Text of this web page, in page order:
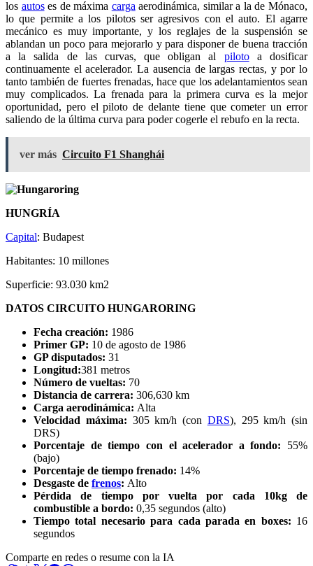
los autoses de máxima carga aerodinámica, similar a la de Mónaco,
lo que permite a los pilotos ser agresivos con el auto. El agarre
mecánico es muy importante, y los reglajes de la suspensión se
ablandan un poco para mejorarlo y para disponer de buena tracción
a la salida de las curvas, que obligan al pilotoa dosificar
continuamente el acelerador. La ausencia de largas rectas, y por lo
tanto también de fuertes frenadas, hace que los adelantamientos sean
muy complicados. La frenada para la primera curva es la mejor
oportunidad, pero el piloto de delante tiene que cometer un error
saliendo de la última curva para poder cogerle el rebufo en la recta.
ver más Circuito F1 Shanghái
HUNGRÍA
Capital: Budapest
Habitantes: 10 millones
Superficie: 93.030 km2
DATOS CIRCUITO HUNGARORING
Fecha creación: 1986
Primer GP: 10 de agosto de 1986
GP disputados: 31
Longitud:381 metros
Número de vueltas: 70
Distancia de carrera: 306,630 km
Carga aerodinámica: Alta
Velocidad máxima: 305 km/h (con DRS), 295 km/h (sin
DRS)
Porcentaje de tiempo con el acelerador a fondo: 55%
(bajo)
Porcentaje de tiempo frenado: 14%
Desgaste de frenos: Alto
Pérdida de tiempo por vuelta por cada 10kg de
combustible a bordo: 0,35 segundos (alto)
Tiempo total necesario para cada parada en boxes: 16
segundos
Comparte en redes o resume con la IA